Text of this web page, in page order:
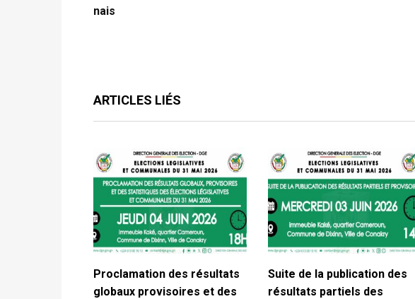
nais
ARTICLES LIÉS
Proclamation des résultats
globaux provisoires et des
Suite de la publication des
résultats partiels des